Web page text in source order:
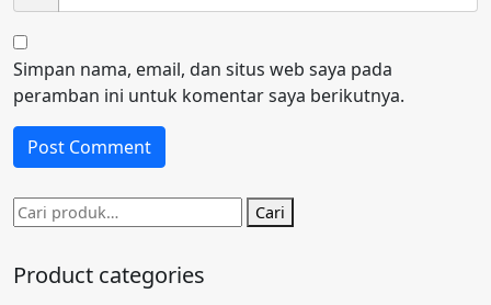
Simpan nama, email, dan situs web saya pada
peramban ini untuk komentar saya berikutnya.
Pencarian
untuk:
Cari
Product categories